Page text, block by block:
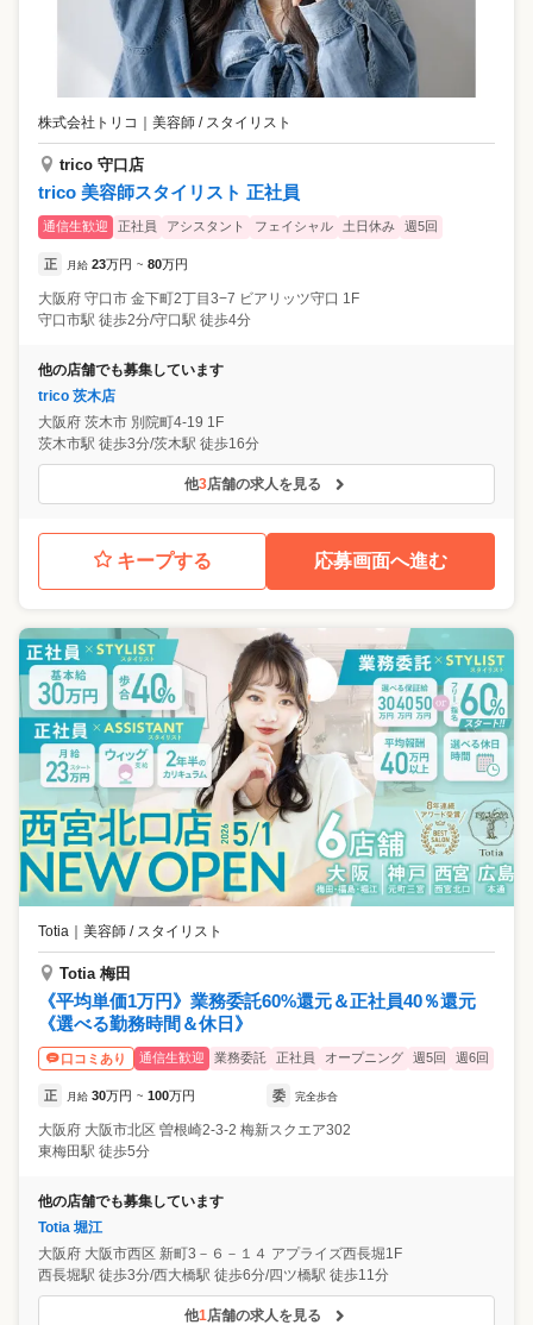
株式会社トリコ ｜ 美容師 / スタイリスト
trico 守口店
trico 美容師スタイリスト 正社員
通信生歓迎 正社員 アシスタント フェイシャル 土日休み 週5回
正 月給 23万円 ~ 80万円
大阪府 守口市 金下町2丁目3−7 ビアリッツ守口 1F
守口市駅 徒歩2分/守口駅 徒歩4分
他の店舗でも募集しています
trico 茨木店
大阪府 茨木市 別院町4-19 1F
茨木市駅 徒歩3分/茨木駅 徒歩16分
他3店舗の求人を見る
キープする 応募画面へ進む
Totia 美容師 / スタイリスト
Totia 梅田
《平均単価1万円》業務委託60%還元＆正社員40％還元
《選べる勤務時間＆休日》
口コミあり 通信生歓迎 業務委託 正社員 オープニング 週5回 週6回
正 月給 30万円 ~ 100万円 委 完全歩合
大阪府 大阪市北区 曽根崎2-3-2 梅新スクエア302
東梅田駅 徒歩5分
他の店舗でも募集しています
Totia 堀江
大阪府 大阪市西区 新町3－６－１４ アプライズ西長堀1F
西長堀駅 徒歩3分/西大橋駅 徒歩6分/四ツ橋駅 徒歩11分
他1店舗の求人を見る